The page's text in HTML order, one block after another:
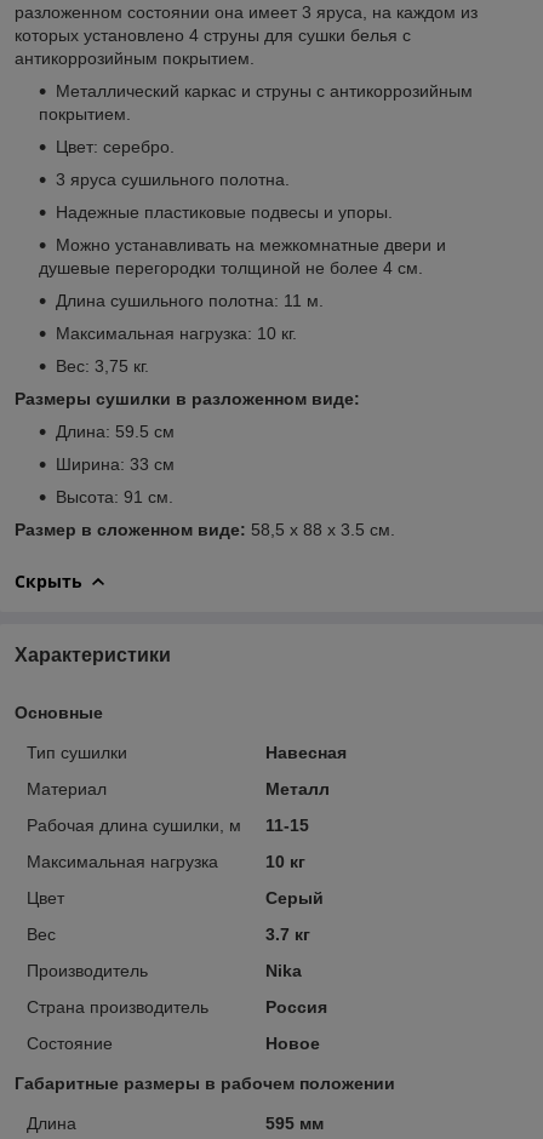
разложенном состоянии она имеет 3 яруса, на каждом из
которых установлено 4 струны для сушки белья с
антикоррозийным покрытием.
Металлический каркас и струны с антикоррозийным
покрытием.
Цвет: серебро.
3 яруса сушильного полотна.
Надежные пластиковые подвесы и упоры.
Можно устанавливать на межкомнатные двери и
душевые перегородки толщиной не более 4 см.
Длина сушильного полотна: 11 м.
Максимальная нагрузка: 10 кг.
Вес: 3,75 кг.
Размеры сушилки в разложенном виде:
Длина: 59.5 см
Ширина: 33 см
Высота: 91 см.
Размер в сложенном виде: 58,5 х 88 х 3.5 см.
Скрыть
Характеристики
Основные
Тип сушилки
Навесная
Материал
Металл
Рабочая длина сушилки, м
11-15
Максимальная нагрузка
10 кг
Цвет
Серый
Вес
3.7 кг
Производитель
Nika
Страна производитель
Россия
Состояние
Новое
Габаритные размеры в рабочем положении
Длина 595 мм